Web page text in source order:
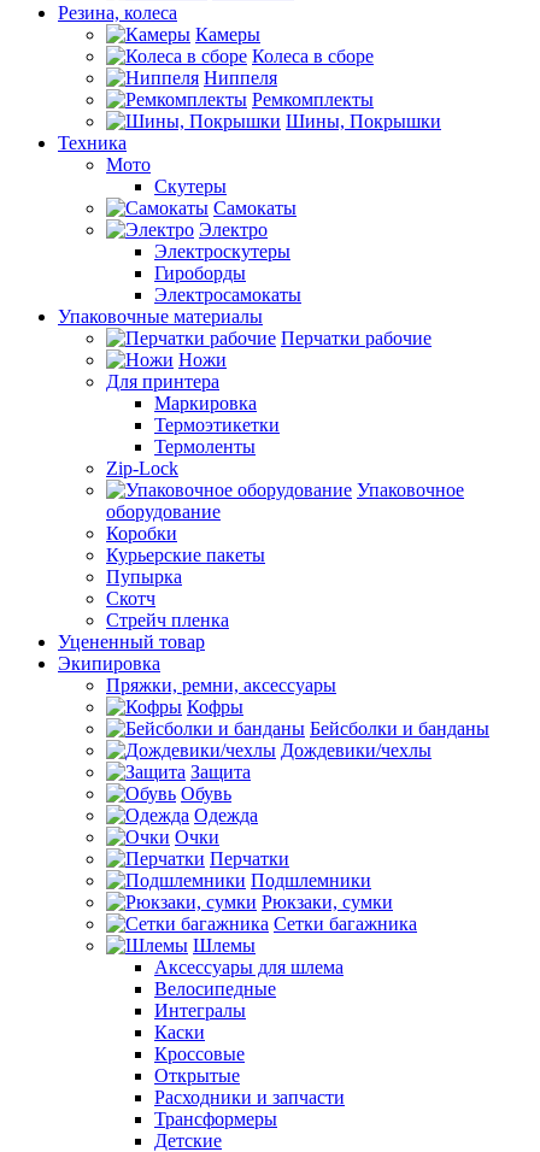
Резина, колеса
Камеры
Колеса в сборе
Ниппеля
Ремкомплекты
Шины, Покрышки
Техника
Мото
Скутеры
Самокаты
Электро
Электроскутеры
Гироборды
Электросамокаты
Упаковочные материалы
Перчатки рабочие
Ножи
Для принтера
Маркировка
Термоэтикетки
Термоленты
Zip-Lock
Упаковочное
оборудование
Коробки
Курьерские пакеты
Пупырка
Скотч
Стрейч пленка
Уцененный товар
Экипировка
Пряжки, ремни, аксессуары
Кофры
Бейсболки и банданы
Дождевики/чехлы
Защита
Обувь
Одежда
Очки
Перчатки
Подшлемники
Рюкзаки, сумки
Сетки багажника
Шлемы
Аксессуары для шлема
Велосипедные
Интегралы
Каски
Кроссовые
Открытые
Расходники и запчасти
Трансформеры
Детские